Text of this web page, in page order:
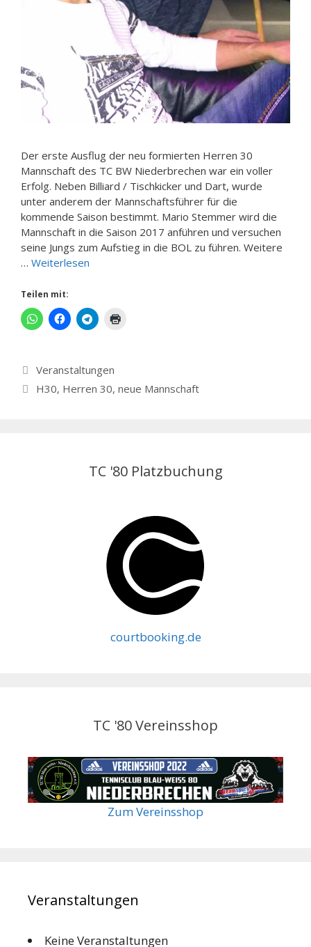
Der erste Ausflug der neu formierten Herren 30
Mannschaft des TC BW Niederbrechen war ein voller
Erfolg. Neben Billiard / Tischkicker und Dart, wurde
unter anderem der Mannschaftsführer für die
kommende Saison bestimmt. Mario Stemmer wird die
Mannschaft in die Saison 2017 anführen und versuchen
seine Jungs zum Aufstieg in die BOL zu führen. Weitere
… Weiterlesen
Teilen mit:
Kategorien
Veranstaltungen
Schlagwörter
H30, Herren 30, neue Mannschaft
TC '80 Platzbuchung
courtbooking.de
TC '80 Vereinsshop
Zum Vereinsshop
Veranstaltungen
Keine Veranstaltungen